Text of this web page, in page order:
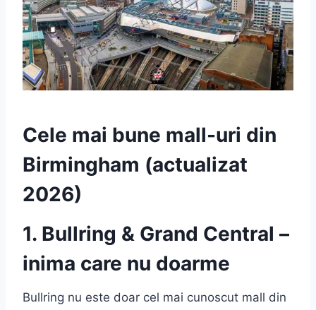
Cele mai bune mall-uri din
Birmingham (actualizat
2026)
1. Bullring & Grand Central –
inima care nu doarme
Bullring nu este doar cel mai cunoscut mall din